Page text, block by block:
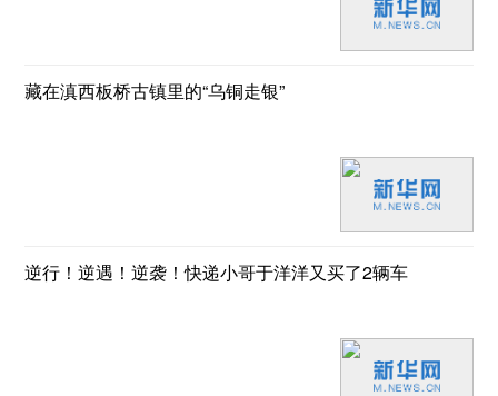
藏在滇西板桥古镇里的“乌铜走银”
逆行！逆遇！逆袭！快递小哥于洋洋又买了2辆车